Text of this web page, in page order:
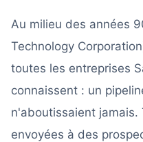
Au milieu des années
Technology
toutes les entreprises
connaissent : un
n'aboutissaient jamais.
envoyées à des